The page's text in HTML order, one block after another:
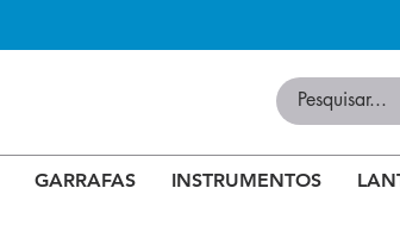
GARRAFAS INSTRUMENTOS